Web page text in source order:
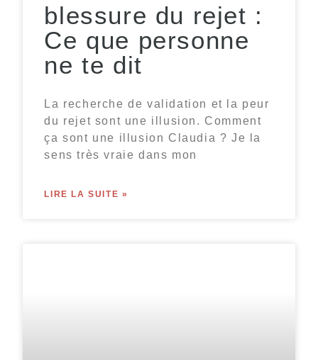
blessure du rejet :
Ce que personne
ne te dit
La recherche de validation et la peur
du rejet sont une illusion. Comment
ça sont une illusion Claudia ? Je la
sens très vraie dans mon
LIRE LA SUITE »